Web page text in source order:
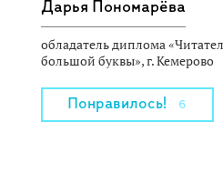
Дарья Пономарёва
обладатель диплома
большой буквы», г. Кемерово
Понравилось! 6